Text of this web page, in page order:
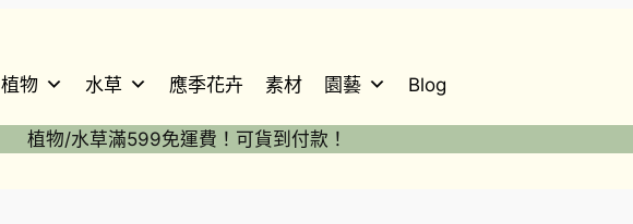
植物 水草 應季花卉 素材 園藝 Blog
植物/水草滿599免運費！可貨到付款！